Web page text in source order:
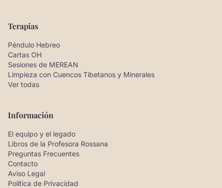
Terapias
Péndulo Hebreo
Cartas OH
Sesiones de MEREAN
Limpieza con Cuencos Tibetanos y Minerales
Ver todas
Información
El equipo y el legado
Libros de la Profesora Rossana
Preguntas Frecuentes
Contacto
Aviso Legal
Política de Privacidad